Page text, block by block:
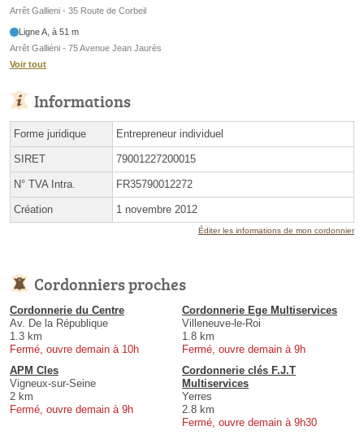
Arrêt Gallieni - 35 Route de Corbeil
Ligne A, à 51 m
Arrêt Galliéni - 75 Avenue Jean Jaurès
Voir tout
Informations
Forme juridique Entrepreneur individuel
SIRET 79001227200015
N° TVA Intra. FR35790012272
Création 1 novembre 2012
Éditer les informations de mon cordonnier
Cordonniers proches
Cordonnerie du Centre
Av. De la République
1.3 km
Fermé, ouvre demain à 10h
Cordonnerie Ege Multiservices
Villeneuve-le-Roi
1.8 km
Fermé, ouvre demain à 9h
APM Cles
Vigneux-sur-Seine
2 km
Fermé, ouvre demain à 9h
Cordonnerie clés F.J.T
Multiservices
Yerres
2.8 km
Fermé, ouvre demain à 9h30